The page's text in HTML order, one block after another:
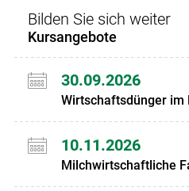
Bilden Sie sich weiter
Kursangebote
30.09.2026
Wirtschaftsdünger im
10.11.2026
Milchwirtschaftliche